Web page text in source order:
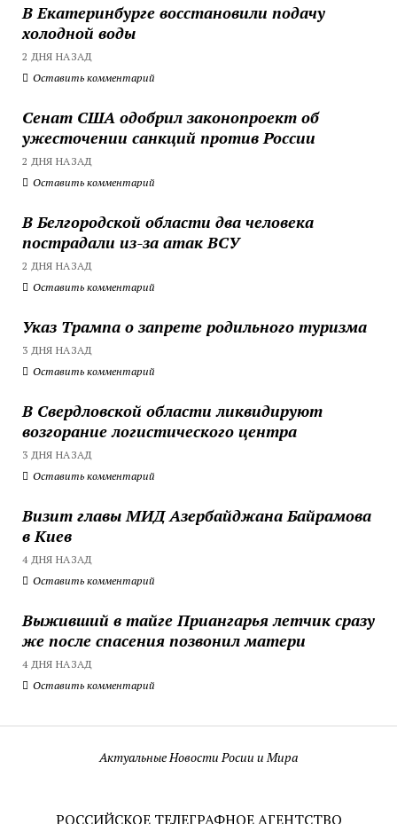
В Екатеринбурге восстановили подачу
холодной воды
2 ДНЯ НАЗАД
Оставить комментарий
Сенат США одобрил законопроект об
ужесточении санкций против России
2 ДНЯ НАЗАД
Оставить комментарий
В Белгородской области два человека
пострадали из-за атак ВСУ
2 ДНЯ НАЗАД
Оставить комментарий
Указ Трампа о запрете родильного туризма
3 ДНЯ НАЗАД
Оставить комментарий
В Свердловской области ликвидируют
возгорание логистического центра
3 ДНЯ НАЗАД
Оставить комментарий
Визит главы МИД Азербайджана Байрамова
в Киев
4 ДНЯ НАЗАД
Оставить комментарий
Выживший в тайге Приангарья летчик сразу
же после спасения позвонил матери
4 ДНЯ НАЗАД
Оставить комментарий
Актуальные Новости Росии и Мира
РОССИЙСКОЕ ТЕЛЕГРАФНОЕ АГЕНТСТВО